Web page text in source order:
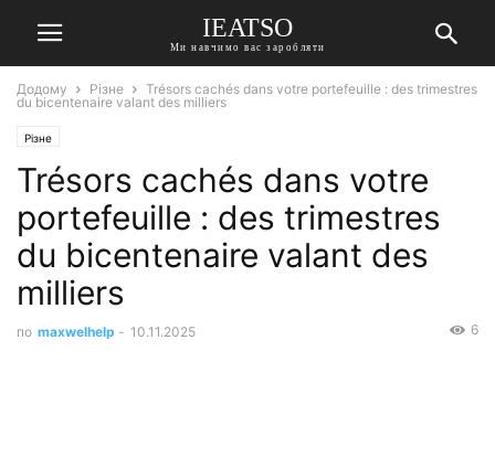
IEATSO
Ми навчимо вас заробляти
Додому Різне
Trésors cachés dans votre portefeuille : des trimestres
du bicentenaire valant des milliers
Різне
Trésors cachés dans votre
portefeuille : des trimestres
du bicentenaire valant des
milliers
по maxwelhelp - 10.11.2025 6